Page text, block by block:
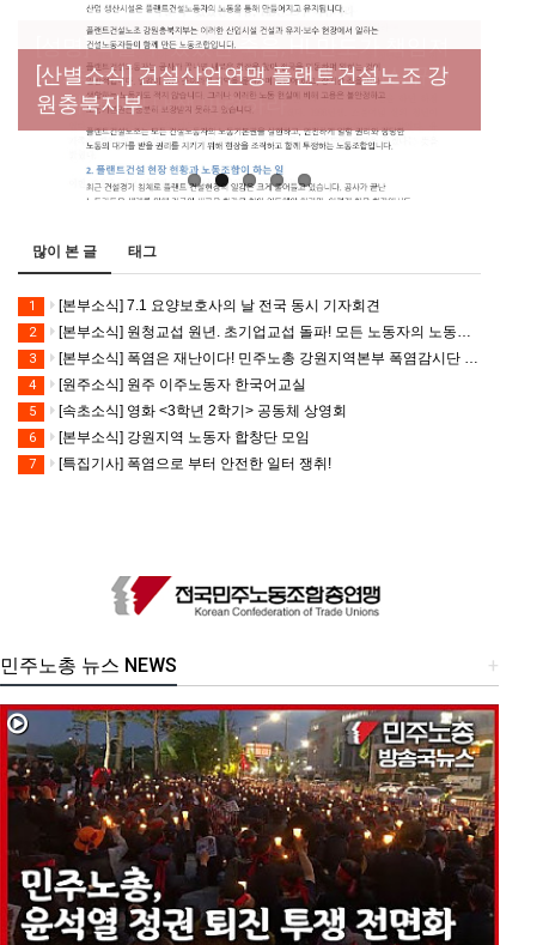
[성명] 막을 수 있었던 죽음, HL만도가 책임져
라 : 청년노동자 사망사고의 철저한 진상규명
과 재발방지 대책 마련하라
[산별소식] 건설산업연맹 플랜트건설노조 강
원충북지부
[강릉,속초,원주,춘천] 폭염감시단 사업 이모저
모
[조합원☆인터뷰] 서비스연맹 전국학교비정
규직노동조합 강원지부 김유미 춘천지회장
[본부소식] 강원지역 노동자 합창단 모임
많이 본 글 태그
1 [본부소식] 7.1 요양보호사의 날 전국 동시 기자회견
2 [본부소식] 원청교섭 원년. 초기업교섭 돌파! 모든 노동자의 노동기본권 쟁취! 민주노총 7.15 총파업대회
3 [본부소식] 폭염은 재난이다! 민주노총 강원지역본부 폭염감시단 선포 기자회견
4 [원주소식] 원주 이주노동자 한국어교실
5 [속초소식] 영화 <3학년 2학기> 공동체 상영회
6 [본부소식] 강원지역 노동자 합창단 모임
7 [특집기사] 폭염으로 부터 안전한 일터 쟁취!
+
민주노총 뉴스 NEWS